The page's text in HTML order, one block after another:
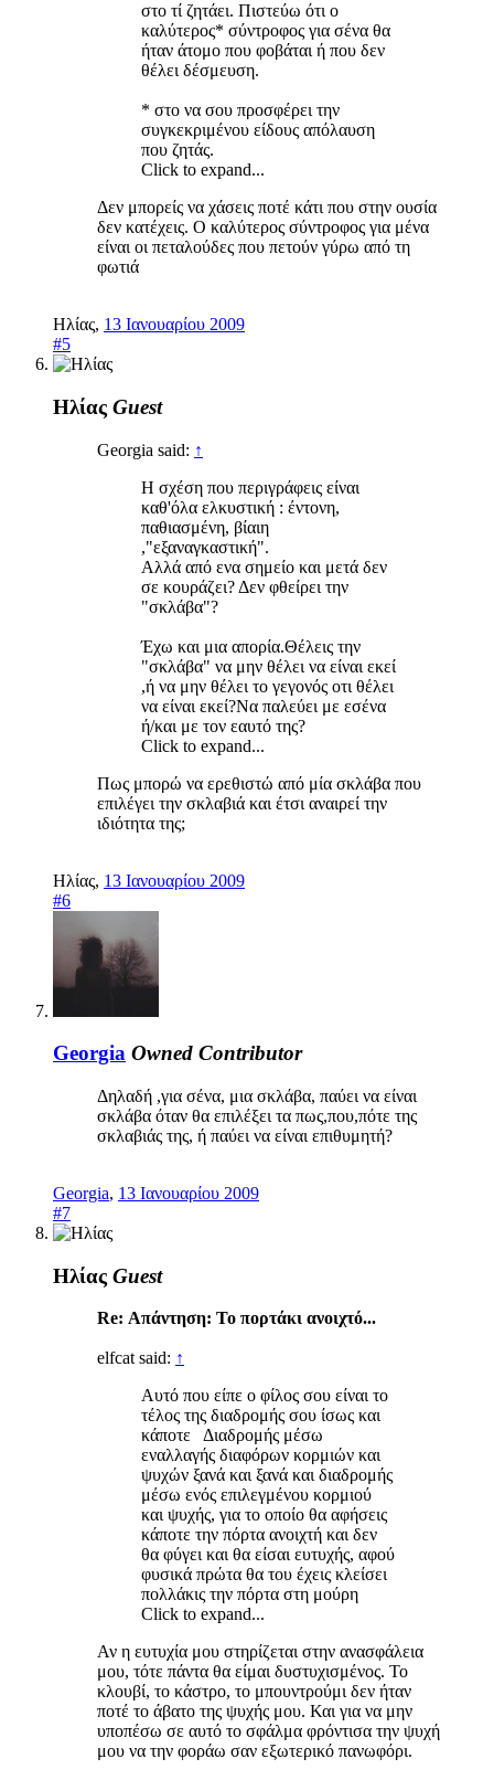
στο τί ζητάει. Πιστεύω ότι ο
καλύτερος* σύντροφος για σένα θα
ήταν άτομο που φοβάται ή που δεν
θέλει δέσμευση.
* στο να σου προσφέρει την
συγκεκριμένου είδους απόλαυση
που ζητάς.
Click to expand...
Δεν μπορείς να χάσεις ποτέ κάτι που στην ουσία
δεν κατέχεις. Ο καλύτερος σύντροφος για μένα
είναι οι πεταλούδες που πετούν γύρω από τη
φωτιά
Ηλίας, 13 Ιανουαρίου 2009
#5
Ηλίας Guest
Georgia said: ↑
Η σχέση που περιγράφεις είναι
καθ'όλα ελκυστική : έντονη,
παθιασμένη, βίαιη
,"εξαναγκαστική".
Αλλά από ενα σημείο και μετά δεν
σε κουράζει? Δεν φθείρει την
"σκλάβα"?
Έχω και μια απορία.Θέλεις την
"σκλάβα" να μην θέλει να είναι εκεί
,ή να μην θέλει το γεγονός οτι θέλει
να είναι εκεί?Να παλεύει με εσένα
ή/και με τον εαυτό της?
Click to expand...
Πως μπορώ να ερεθιστώ από μία σκλάβα που
επιλέγει την σκλαβιά και έτσι αναιρεί την
ιδιότητα της;
Ηλίας, 13 Ιανουαρίου 2009
#6
Georgia Owned Contributor
Δηλαδή ,για σένα, μια σκλάβα, παύει να είναι
σκλάβα όταν θα επιλέξει τα πως,που,πότε της
σκλαβιάς της, ή παύει να είναι επιθυμητή?
Georgia, 13 Ιανουαρίου 2009
#7
Ηλίας Guest
Re: Απάντηση: Το πορτάκι ανοιχτό...
elfcat said: ↑
Αυτό που είπε ο φίλος σου είναι το
τέλος της διαδρομής σου ίσως και
κάποτε Διαδρομής μέσω
εναλλαγής διαφόρων κορμιών και
ψυχών ξανά και ξανά και διαδρομής
μέσω ενός επιλεγμένου κορμιού
και ψυχής, για το οποίο θα αφήσεις
κάποτε την πόρτα ανοιχτή και δεν
θα φύγει και θα είσαι ευτυχής, αφού
φυσικά πρώτα θα του έχεις κλείσει
πολλάκις την πόρτα στη μούρη
Click to expand...
Αν η ευτυχία μου στηρίζεται στην ανασφάλεια
μου, τότε πάντα θα είμαι δυστυχισμένος. Το
κλουβί, το κάστρο, το μπουντρούμι δεν ήταν
ποτέ το άβατο της ψυχής μου. Και για να μην
υποπέσω σε αυτό το σφάλμα φρόντισα την ψυχή
μου να την φοράω σαν εξωτερικό πανωφόρι.